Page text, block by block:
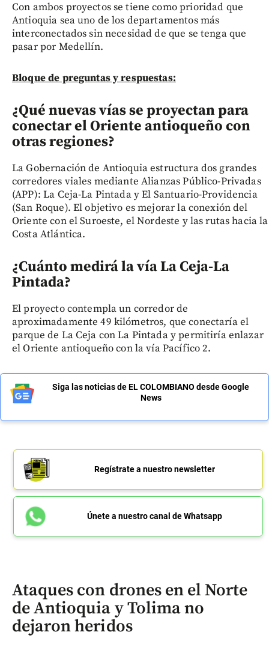
Con ambos proyectos se tiene como prioridad que
Antioquia sea uno de los departamentos más
interconectados sin necesidad de que se tenga que
pasar por Medellín.
Bloque de preguntas y respuestas:
¿Qué nuevas vías se proyectan para
conectar el Oriente antioqueño con
otras regiones?
La Gobernación de Antioquia estructura dos grandes
corredores viales mediante Alianzas Público-Privadas
(APP): La Ceja-La Pintada y El Santuario-Providencia
(San Roque). El objetivo es mejorar la conexión del
Oriente con el Suroeste, el Nordeste y las rutas hacia la
Costa Atlántica.
¿Cuánto medirá la vía La Ceja-La
Pintada?
El proyecto contempla un corredor de
aproximadamente 49 kilómetros, que conectaría el
parque de La Ceja con La Pintada y permitiría enlazar
el Oriente antioqueño con la vía Pacífico 2.
Siga las noticias de EL COLOMBIANO desde Google
News
Regístrate a nuestro newsletter
Únete a nuestro canal de Whatsapp
Ataques con drones en el Norte
de Antioquia y Tolima no
dejaron heridos